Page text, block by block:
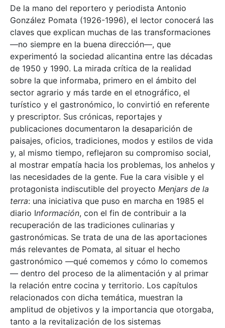
De la mano del reportero y periodista Antonio
González Pomata (1926-1996), el lector conocerá las
claves que explican muchas de las transformaciones
—no siempre en la buena dirección—, que
experimentó la sociedad alicantina entre las décadas
de 1950 y 1990. La mirada crítica de la realidad
sobre la que informaba, primero en el ámbito del
sector agrario y más tarde en el etnográfico, el
turístico y el gastronómico, lo convirtió en referente
y prescriptor. Sus crónicas, reportajes y
publicaciones documentaron la desaparición de
paisajes, oficios, tradiciones, modos y estilos de vida
y, al mismo tiempo, reflejaron su compromiso social,
al mostrar empatía hacia los problemas, los anhelos y
las necesidades de la gente. Fue la cara visible y el
protagonista indiscutible del proyecto Menjars de la
terra: una iniciativa que puso en marcha en 1985 el
diario Información, con el fin de contribuir a la
recuperación de las tradiciones culinarias y
gastronómicas. Se trata de una de las aportaciones
más relevantes de Pomata, al situar el hecho
gastronómico —qué comemos y cómo lo comemos
— dentro del proceso de la alimentación y al primar
la relación entre cocina y territorio. Los capítulos
relacionados con dicha temática, muestran la
amplitud de objetivos y la importancia que otorgaba,
tanto a la revitalización de los sistemas